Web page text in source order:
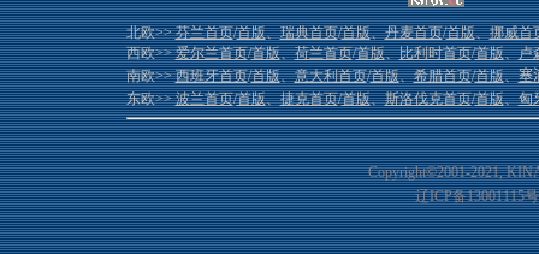
北欧>>芬兰首页/首版、瑞典首页/首版、丹麦首页/首版、挪威首
西欧>>爱尔兰首页/首版、荷兰首页/首版、比利时首页/首版、卢
南欧>>西班牙首页/首版、意大利首页/首版、希腊首页/首版、塞
东欧>>波兰首页/首版、捷克首页/首版、斯洛伐克首页/首版、匈
Copyright©2001-2021,
辽ICP备13001115